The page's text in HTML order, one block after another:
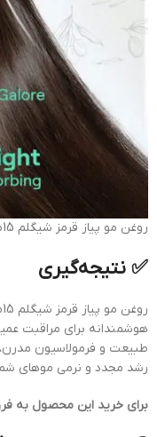
روغن مو پیاز قرمز شیگلم 15میل Red Onion And Scalp Oil
✅ نتیجه‌گیری
هوشمندانه برای مراقبت
طبیعت و فرمولاسیون
رشد مجدد و نرمی موهای
برای خرید این محصول به